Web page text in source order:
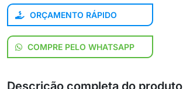
ORÇAMENTO RÁPIDO
COMPRE PELO WHATSAPP